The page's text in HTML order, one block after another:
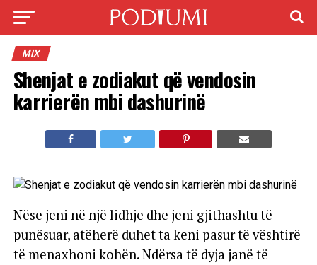
MIX
Shenjat e zodiakut që vendosin
karrierën mbi dashurinë
Nëse jeni në një lidhje dhe jeni gjithashtu të
punësuar, atëherë duhet ta keni pasur të vështirë
të menaxhoni kohën. Ndërsa të dyja janë të